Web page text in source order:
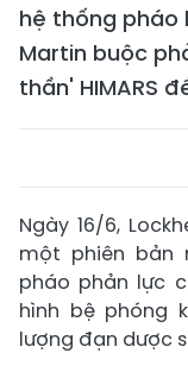
hệ thống pháo
Martin buộc
thần' HIMARS
Ngày 16/6,
một phiên bản
pháo phản lực
hình bệ phóng
lượng đạn dược